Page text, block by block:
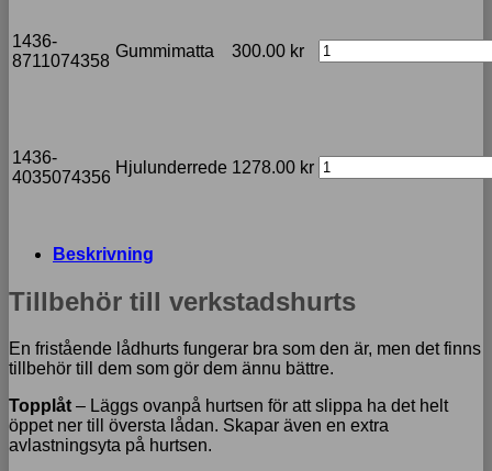
1436-
8711074358
Gummimatta 300.00 kr
1436-
4035074356
Hjulunderrede 1278.00 kr
Beskrivning
Tillbehör till verkstadshurts
En fristående lådhurts fungerar bra som den är, men det finns
tillbehör till dem som gör dem ännu bättre.
Topplåt – Läggs ovanpå hurtsen för att slippa ha det helt
öppet ner till översta lådan. Skapar även en extra
avlastningsyta på hurtsen.